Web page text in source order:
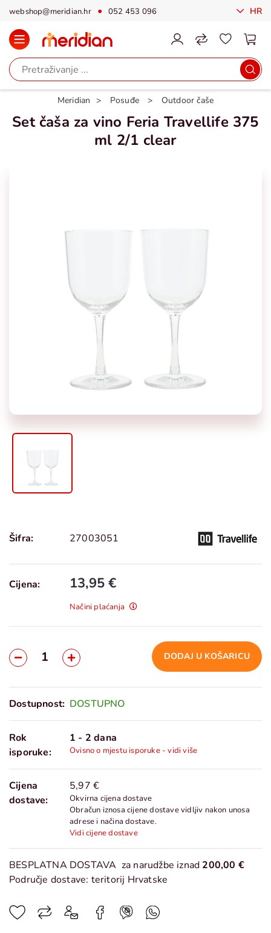
webshop@meridian.hr 052 453 096 HR
Meridian Posuđe Outdoor čaše
Set čaša za vino Feria Travellife 375
ml 2/1 clear
Šifra: 27003051
Cijena: 13,95 €
Načini plaćanja
DODAJ U KOŠARICU
Dostupnost: DOSTUPNO
Rok
isporuke:
1 - 2 dana
Ovisno o mjestu isporuke - vidi više
Cijena
dostave:
5,97 €
Okvirna cijena dostave
Obračun iznosa cijene dostave vidljiv nakon unosa
adrese i načina dostave.
Vidi cijene dostave
BESPLATNA DOSTAVA za narudžbe iznad 200,00 €
Područje dostave: teritorij Hrvatske